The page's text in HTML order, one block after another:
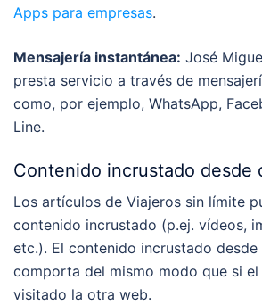
Apps para empresas.
Mensajería instantánea: José
presta servicio a través de
como, por ejemplo, WhatsApp,
Line.
Contenido incrustado desde
Los artículos de Viajeros sin límite
contenido incrustado (p.ej. vídeos,
etc.). El contenido incrustado
comporta del mismo modo que si el
visitado la otra web.